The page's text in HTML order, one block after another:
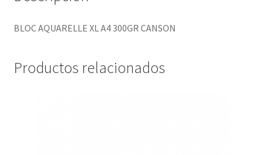
BLOC AQUARELLE XL A4 300GR CANSON
Productos relacionados